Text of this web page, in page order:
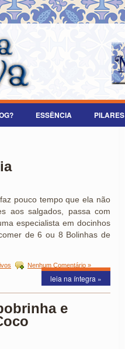
ESSÊNCIA PILARES
pouco tempo que ela não
aos salgados, passa com
especialista em docinhos
de 6 ou 8 Bolinhas de
Nenhum Comentário »
leia na íntegra »
e